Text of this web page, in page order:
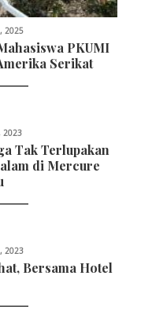
2025
PKUMI
Serikat
2023
Tak Terlupakan
di Mercure
2023
Bersama Hotel